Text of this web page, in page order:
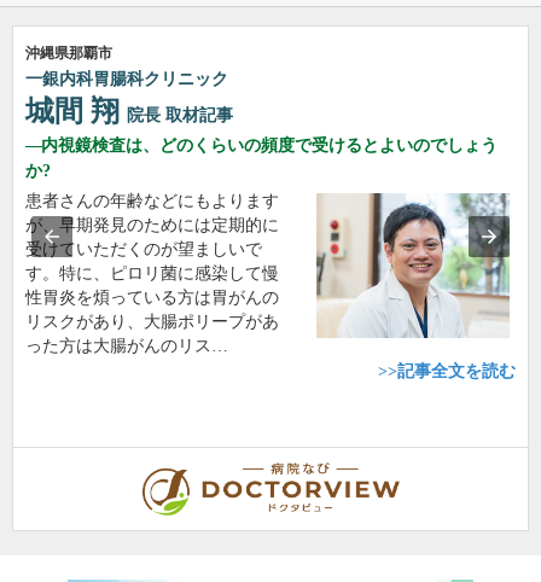
沖縄県那覇市
一銀内科胃腸科クリニック
城間 翔 院長 取材記事
内視鏡検査は、どのくらいの頻度で受けるとよいのでしょう
か?
患者さんの年齢などにもよります
が、早期発見のためには定期的に
受けていただくのが望ましいで
す。特に、ピロリ菌に感染して慢
性胃炎を煩っている方は胃がんの
リスクがあり、大腸ポリープがあ
った方は大腸がんのリス…
>>記事全文を読む